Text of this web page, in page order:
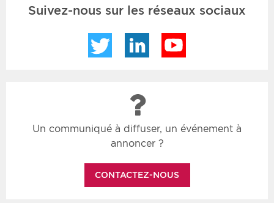
Suivez-nous sur les réseaux sociaux
Twitter LinkedIn
Un communiqué à diffuser, un événement à
annoncer ?
CONTACTEZ-NOUS